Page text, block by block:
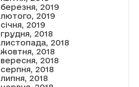
березня, 2019
лютого, 2019
січня, 2019
грудня, 2018
листопада, 2018
жовтня, 2018
вересня, 2018
серпня, 2018
липня, 2018